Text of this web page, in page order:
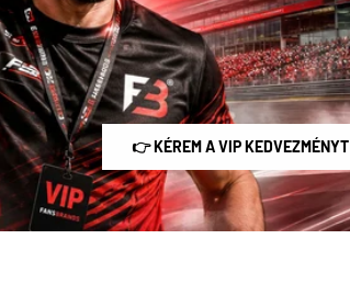
👉 KÉREM A VIP KEDVEZMÉNYT